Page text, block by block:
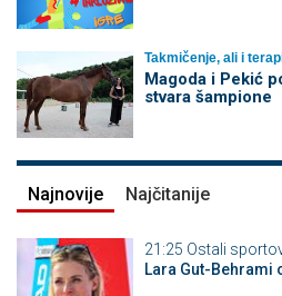
Takmičenje, ali i
Magoda i Pekić
stvara šampione
Najnovije Najčitanije
21:25 Ostali
Lara Gut-Behrami